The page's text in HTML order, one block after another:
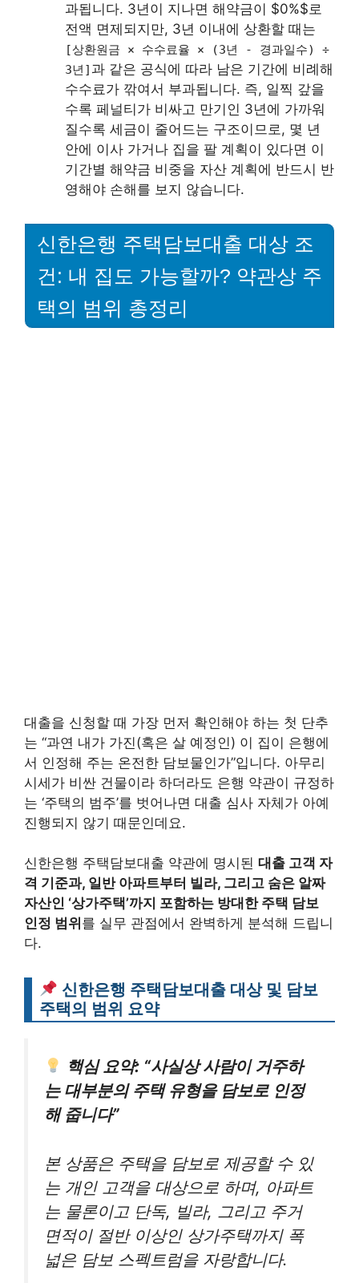
과됩니다. 3년이 지나면 해약금이 $0%$로
전액 면제되지만, 3년 이내에 상환할 때는
[상환원금 × 수수료율 × (3년 - 경과일수) ÷
3년] 과 같은 공식에 따라 남은 기간에 비례해
수수료가 깎여서 부과됩니다. 즉, 일찍 갚을
수록 페널티가 비싸고 만기인 3년에 가까워
질수록 세금이 줄어드는 구조이므로, 몇 년
안에 이사 가거나 집을 팔 계획이 있다면 이
기간별 해약금 비중을 자산 계획에 반드시 반
영해야 손해를 보지 않습니다.
신한은행 주택담보대출 대상 조
건: 내 집도 가능할까? 약관상 주
택의 범위 총정리
대출을 신청할 때 가장 먼저 확인해야 하는 첫 단추
는 “과연 내가 가진(혹은 살 예정인) 이 집이 은행에
서 인정해 주는 온전한 담보물인가”입니다. 아무리
시세가 비싼 건물이라 하더라도 은행 약관이 규정하
는 ‘주택의 범주’를 벗어나면 대출 심사 자체가 아예
진행되지 않기 때문인데요.
신한은행 주택담보대출 약관에 명시된 대출 고객 자
격 기준과, 일반 아파트부터 빌라, 그리고 숨은 알짜
자산인 ‘상가주택’까지 포함하는 방대한 주택 담보
인정 범위 를 실무 관점에서 완벽하게 분석해 드립니
다.
신한은행 주택담보대출 대상 및 담보
주택의 범위 요약
핵심 요약: “사실상 사람이 거주하
는 대부분의 주택 유형을 담보로 인정
해 줍니다”
본 상품은 주택을 담보로 제공할 수 있
는 개인 고객을 대상으로 하며, 아파트
는 물론이고 단독, 빌라, 그리고 주거
면적이 절반 이상인 상가주택까지 폭
넓은 담보 스펙트럼을 자랑합니다.